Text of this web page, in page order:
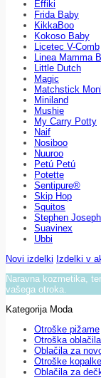
Effiki
Frida Baby
KikkaBoo
Kokoso Baby
Licetec V-Comb
Linea Mamma
Little Dutch
Magic
Matchstick
Miniland
Mushie
My Carry Potty
Naif
Nosiboo
Nuuroo
Petú Petú
Potette
Sentipure®
Skip Hop
Squitos
Stephen Joseph
Suavinex
Ubbi
Novi izdelki Izdelki v
Naravna kozmetika,
vašega otroka.
Kategorija Moda
Otroške pižame
Otroška oblačila
Oblačila za
Otroške kopalke
Oblačila za